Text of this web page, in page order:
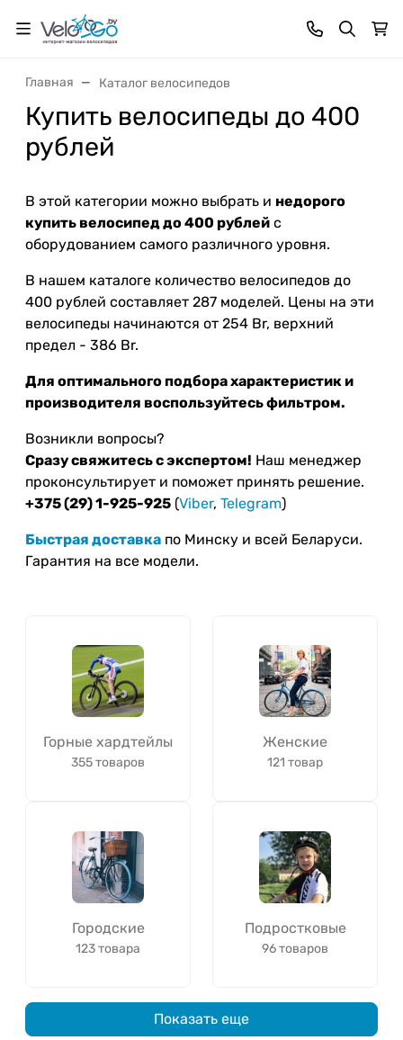
Главная Каталог велосипедов
Купить велосипеды до 400
рублей
В этой категории можно выбрать и недорого
купить велосипед до 400 рублей с
оборудованием самого различного уровня.
В нашем каталоге количество велосипедов до
400 рублей составляет 287 моделей. Цены на эти
велосипеды начинаются от 254 Br, верхний
предел - 386 Br.
Для оптимального подбора характеристик и
производителя воспользуйтесь фильтром.
Возникли вопросы?
Сразу свяжитесь с экспертом! Наш менеджер
проконсультирует и поможет принять решение.
+375 (29) 1-925-925 (Viber, Telegram)
Быстрая доставка по Минску и всей Беларуси.
Гарантия на все модели.
Горные хардтейлы
355 товаров
Женские
121 товар
Городские
123 товара
Подростковые
96 товаров
Показать еще